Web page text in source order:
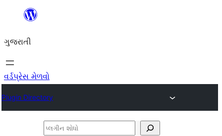
કંટેન્ટ(લખાણ)
જાઓ
ગુજરાતી
વર્ડપ્રેસ મેળવો
Plugin Directory
પ્લગીન